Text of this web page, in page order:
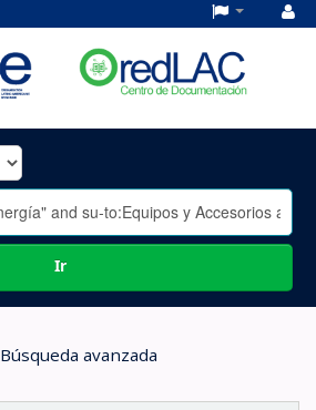
Ir
Búsqueda avanzada